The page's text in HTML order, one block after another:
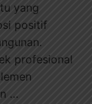
yang
positif
profesional
…